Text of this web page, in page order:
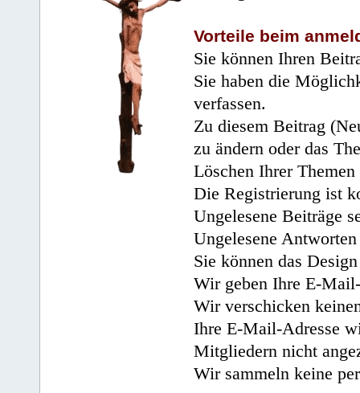
Vorteile beim
Sie können Ihren
Sie haben die
verfassen.
Zu diesem Beitrag
zu ändern oder das
Löschen Ihrer
Die Registrierung ist
Ungelesene Beiträge
Ungelesene
Sie können das
Wir geben Ihre E-
Wir verschicken
Ihre E-Mail-Adresse
Mitgliedern nicht
Wir sammeln keine